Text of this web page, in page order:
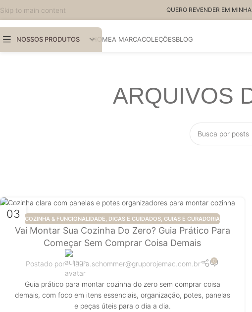
Skip to main content QUERO REVENDER EM
NOSSOS PRODUTOS HOMEA MARCACOLEÇÕESBLOG
ARQUIVOS
03 COZINHA & FUNCIONALIDADE DICAS E CUIDADOS GUIAS E CURADORIA
Vai Montar Sua Cozinha Do Zero? Guia Prático Para
Começar Sem Comprar Coisa Demais
Postado por laura.schommer@gruporojemac.com.br 0
Guia prático para montar cozinha do zero sem comprar coisa
demais, com foco em itens essenciais, organização, potes, panelas
e peças úteis para o dia a dia.